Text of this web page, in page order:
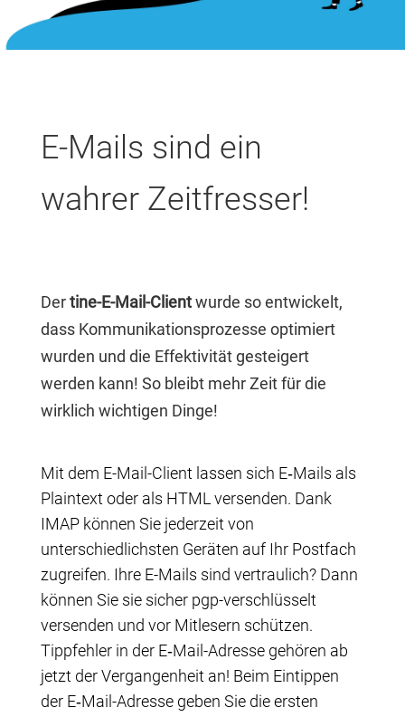
E-Mails sind ein
wahrer Zeitfresser!
Dertine-E-Mail-Clientwurde so entwickelt,
dass Kommu­nika­tions­prozesse optimiert
wurden und die Effektivität gesteigert
werden kann! So bleibt mehr Zeit für die
wirklich wichtigen Dinge!
Mit dem E-Mail-Client lassen sich E‑Mails als
Plaintext oder als HTML versenden. Dank
IMAP können Sie jederzeit von
unterschiedlichsten Geräten auf Ihr Postfach
zugreifen. Ihre E-Mails sind vertraulich? Dann
können Sie sie sicher pgp-verschlüsselt
versenden und vor Mitlesern schützen.
Tippfehler in der E‑Mail-Adresse gehören ab
jetzt der Vergangenheit an! Beim Eintippen
der E‑Mail-Adresse geben Sie die ersten